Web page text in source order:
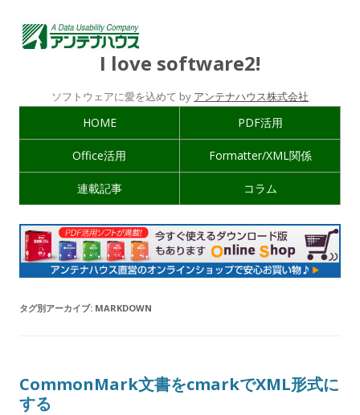
I love software2!
ソフトウェアに愛を込めて by アンテナハウス株式会社
HOME PDF活用
Office活用 Formatter/XML関係
連載記事 コラム
タグ別アーカイブ: MARKDOWN
CommonMark文書をcmarkでXML形式に
する